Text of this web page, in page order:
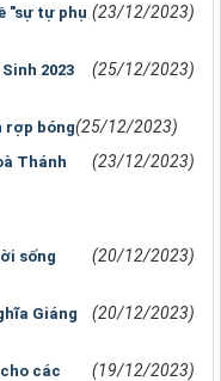
"sự tự phụ (23/12/2023)
2023
(25/12/2023)
rợp bóng(25/12/2023)
Thánh
(23/12/2023)
sống
(20/12/2023)
Giáng
(20/12/2023)
các
(19/12/2023)